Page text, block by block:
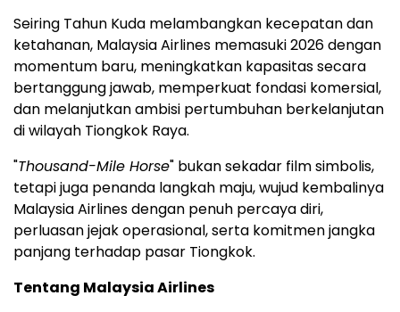
Seiring Tahun Kuda melambangkan kecepatan dan
ketahanan, Malaysia Airlines memasuki 2026 dengan
momentum baru, meningkatkan kapasitas secara
bertanggung jawab, memperkuat fondasi komersial,
dan melanjutkan ambisi pertumbuhan berkelanjutan
di wilayah Tiongkok Raya.
"Thousand-Mile Horse" bukan sekadar film simbolis,
tetapi juga penanda langkah maju, wujud kembalinya
Malaysia Airlines dengan penuh percaya diri,
perluasan jejak operasional, serta komitmen jangka
panjang terhadap pasar Tiongkok.
Tentang Malaysia Airlines